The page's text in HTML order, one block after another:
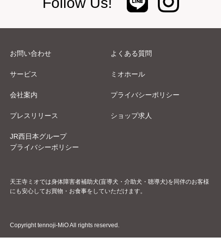
お問い合わせ よくある質問
サービス ミオホール
会社案内 プライバシーポリシー
プレスリリース ショップ求人
JR西日本グループ
プライバシーポリシー
天王寺ミオでは身体障害者補助犬(盲導犬・介助犬・聴導犬)を同伴のお客様
にも安心してお買物・お食事をしていただけます。
Copyright tennoji-MiO All rights reserved.